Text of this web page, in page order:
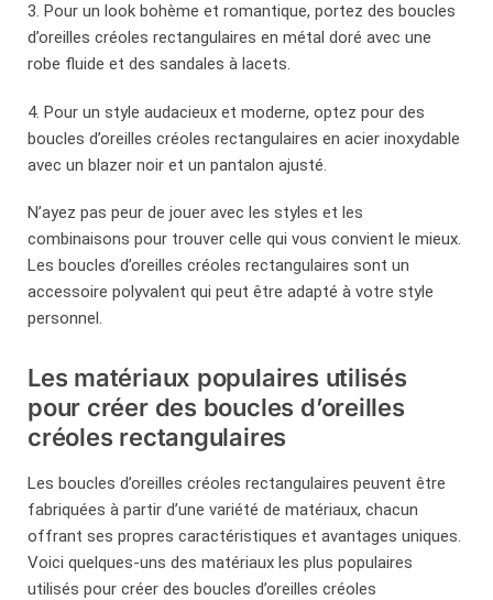
3. Pour un look bohème et romantique, portez des boucles
d’oreilles créoles rectangulaires en métal doré avec une
robe fluide et des sandales à lacets.
4. Pour un style audacieux et moderne, optez pour des
boucles d’oreilles créoles rectangulaires en acier inoxydable
avec un blazer noir et un pantalon ajusté.
N’ayez pas peur de jouer avec les styles et les
combinaisons pour trouver celle qui vous convient le mieux.
Les boucles d’oreilles créoles rectangulaires sont un
accessoire polyvalent qui peut être adapté à votre style
personnel.
Les matériaux populaires utilisés
pour créer des boucles d’oreilles
créoles rectangulaires
Les boucles d’oreilles créoles rectangulaires peuvent être
fabriquées à partir d’une variété de matériaux, chacun
offrant ses propres caractéristiques et avantages uniques.
Voici quelques-uns des matériaux les plus populaires
utilisés pour créer des boucles d’oreilles créoles